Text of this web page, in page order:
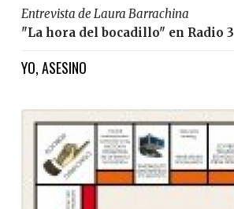
Entrevista de Laura Barrachina
"La hora del bocadillo" en Radio 3
YO, ASESINO